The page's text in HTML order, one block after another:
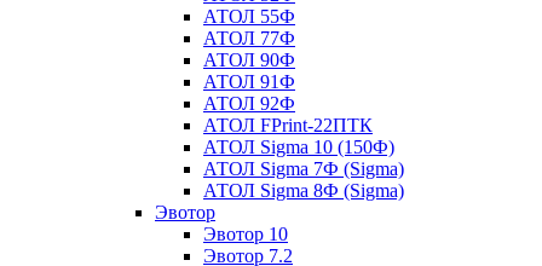
АТОЛ 55Ф
АТОЛ 77Ф
АТОЛ 90Ф
АТОЛ 91Ф
АТОЛ 92Ф
АТОЛ FPrint-22ПТК
АТОЛ Sigma 10 (150Ф)
АТОЛ Sigma 7Ф (Sigma)
АТОЛ Sigma 8Ф (Sigma)
Эвотор
Эвотор 10
Эвотор 7.2